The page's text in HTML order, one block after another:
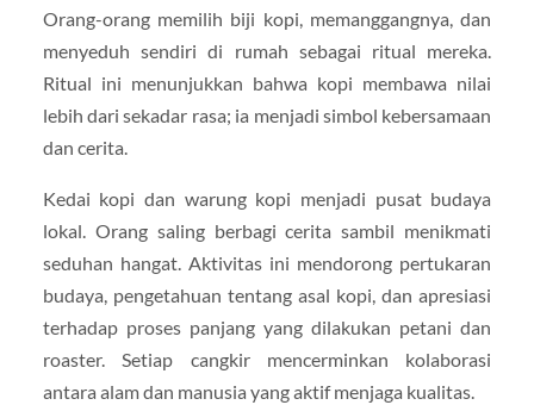
Orang-orang memilih biji kopi, memanggangnya, dan
menyeduh sendiri di rumah sebagai ritual mereka.
Ritual ini menunjukkan bahwa kopi membawa nilai
lebih dari sekadar rasa; ia menjadi simbol kebersamaan
dan cerita.
Kedai kopi dan warung kopi menjadi pusat budaya
lokal. Orang saling berbagi cerita sambil menikmati
seduhan hangat. Aktivitas ini mendorong pertukaran
budaya, pengetahuan tentang asal kopi, dan apresiasi
terhadap proses panjang yang dilakukan petani dan
roaster. Setiap cangkir mencerminkan kolaborasi
antara alam dan manusia yang aktif menjaga kualitas.